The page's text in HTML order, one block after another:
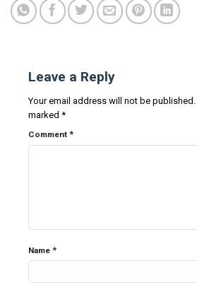
Leave a Reply
Your email address will not be published.
marked *
Comment *
Name *